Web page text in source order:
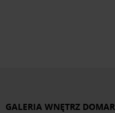
GALERIA WNĘTRZ DOMAR